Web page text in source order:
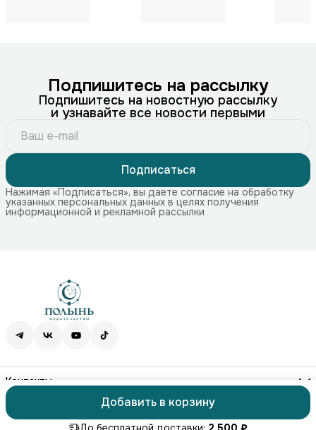
Добавить в корзину
Подпишитесь на рассылку
Подпишитесь на новостную рассылку
и узнавайте все новости первыми
Подписаться
Нажимая «Подписаться», вы даете согласие на обработку
указанных персональных данных в целях получения
информационной и рекламной рассылки
Контакты
Адрес
115172, г. Москва, Краснохолмская наб. 11, стр. 1
Телефон
8 (499) 707-74-75
ⓒ ПОЛЫНЬОплатаДоставкаПравила возвратаРеквизиты